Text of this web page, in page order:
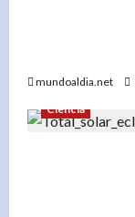
mundoaldia.net
Ciencia